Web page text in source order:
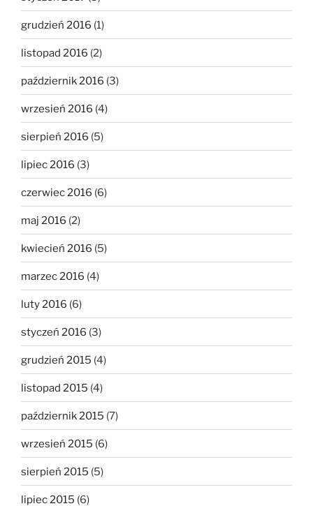
grudzień 2016 (1)
listopad 2016 (2)
październik 2016 (3)
wrzesień 2016 (4)
sierpień 2016 (5)
lipiec 2016 (3)
czerwiec 2016 (6)
maj 2016 (2)
kwiecień 2016 (5)
marzec 2016 (4)
luty 2016 (6)
styczeń 2016 (3)
grudzień 2015 (4)
listopad 2015 (4)
październik 2015 (7)
wrzesień 2015 (6)
sierpień 2015 (5)
lipiec 2015 (6)